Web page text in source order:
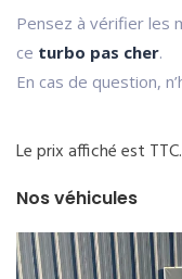
Pensez à vérifier les
ce turbo pas cher.
En cas de question,
Le prix affiché est TTC.
Nos véhicules